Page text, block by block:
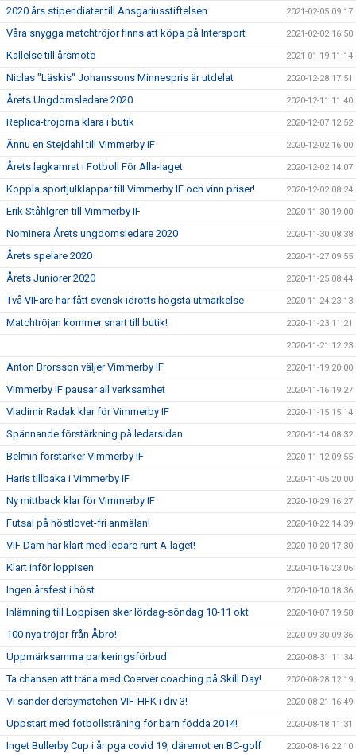
2020 års stipendiater till Ansgariusstiftelsen 2021-02-05 09:17
Våra snygga matchtröjor finns att köpa på Intersport 2021-02-02 16:50
Kallelse till årsmöte 2021-01-19 11:14
Niclas "Läskis" Johanssons Minnespris är utdelat 2020-12-28 17:51
Årets Ungdomsledare 2020 2020-12-11 11:40
Replica-tröjorna klara i butik 2020-12-07 12:52
Ännu en Stejdahl till Vimmerby IF 2020-12-02 16:00
Årets lagkamrat i Fotboll För Alla-laget 2020-12-02 14:07
Koppla sportjulklappar till Vimmerby IF och vinn priser! 2020-12-02 08:24
Erik Ståhlgren till Vimmerby IF 2020-11-30 19:00
Nominera Årets ungdomsledare 2020 2020-11-30 08:38
Årets spelare 2020 2020-11-27 09:55
Årets Juniorer 2020 2020-11-25 08:44
Två VIFare har fått svensk idrotts högsta utmärkelse 2020-11-24 23:13
Matchtröjan kommer snart till butik! 2020-11-23 11:21
2020-11-21 12:23
Anton Brorsson väljer Vimmerby IF 2020-11-19 20:00
Vimmerby IF pausar all verksamhet 2020-11-16 19:27
Vladimir Radak klar för Vimmerby IF 2020-11-15 15:14
Spännande förstärkning på ledarsidan 2020-11-14 08:32
Belmin förstärker Vimmerby IF 2020-11-12 09:55
Haris tillbaka i Vimmerby IF 2020-11-05 20:00
Ny mittback klar för Vimmerby IF 2020-10-29 16:27
Futsal på höstlovet-fri anmälan! 2020-10-22 14:39
VIF Dam har klart med ledare runt A-laget! 2020-10-20 17:30
Klart inför loppisen 2020-10-16 23:06
Ingen årsfest i höst 2020-10-10 18:36
Inlämning till Loppisen sker lördag-söndag 10-11 okt 2020-10-07 19:58
100 nya tröjor från Åbro! 2020-09-30 09:36
Uppmärksamma parkeringsförbud 2020-08-31 11:34
Ta chansen att träna med Coerver coaching på Skill Day! 2020-08-28 12:19
Vi sänder derbymatchen VIF-HFK i div 3! 2020-08-21 16:49
Uppstart med fotbollsträning för barn födda 2014! 2020-08-18 11:31
Inget Bullerby Cup i år pga covid 19, däremot en BC-golf 2020-08-16 22:10